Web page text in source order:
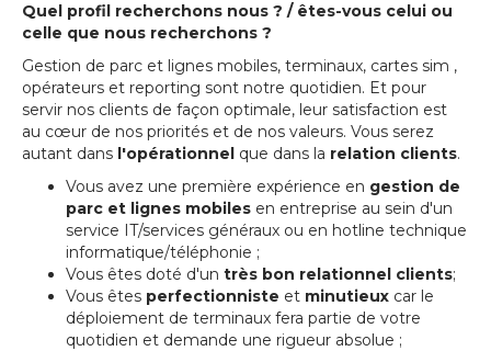
Quel profil recherchons nous ? / êtes-vous celui ou
celle que nous recherchons ?
Gestion de parc et lignes mobiles, terminaux, cartes sim ,
opérateurs et reporting sont notre quotidien. Et pour
servir nos clients de façon optimale, leur satisfaction est
au cœur de nos priorités et de nos valeurs. Vous serez
autant dans l'opérationnel que dans la relation clients.
Vous avez une première expérience en gestion de
parc et lignes mobiles en entreprise au sein d'un
service IT/services généraux ou en hotline technique
informatique/téléphonie ;
Vous êtes doté d'un très bon relationnel clients;
Vous êtes perfectionniste et minutieux car le
déploiement de terminaux fera partie de votre
quotidien et demande une rigueur absolue ;